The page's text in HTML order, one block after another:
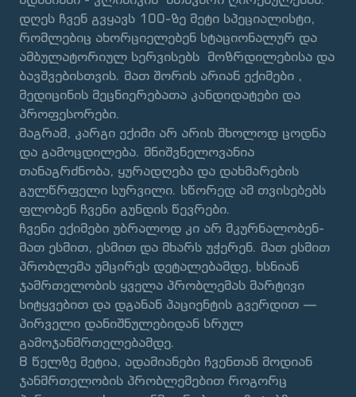
დღეს ჩვენ გვყავს 100-ზე მეტი სპეციალისტი,
რომლებიც ახორციელებენ სტაციონალურ და
ამბულატორიულ სერვისებს მოზრდილებისა და
ბავშვებისთვის. მათ შორის არიან ექიმები ,
მედიცინის მეცნიერებათა კანდიდატები და
პროფესორები.
მაგრამ, კარგი ექიმი არ არის მხოლოდ ცოდნა
და გამოცდილება. მნიშვნელოვანია
თანაგრძნობა, ყურადღება და დახმარების
გულწრფელი სურვილი. სწორედ ამ თვისებებს
ფლობენ ჩვენი გუნდის წევრები.
ჩვენი ექიმები უბრალოდ კი არ მკურნალობენ-
მათ ესმით, ესმით და მხარს უჭერენ. მათ ესმით
პრობლემა უმცირეს დეტალებამდე, ხსნიან
ჯამრთელობის ყველა პრობლემას მარტივი
სიტყვებით და დგანან პაციენტის გვერდით —
პირველი დანიშნულებიდან სრულ
გამოჯანმრთელებამდე.
8 წელზე მეტია, ადამიანები ჩვენთან მოდიან
ჯანმრთელობის პრობლემებით როგორც